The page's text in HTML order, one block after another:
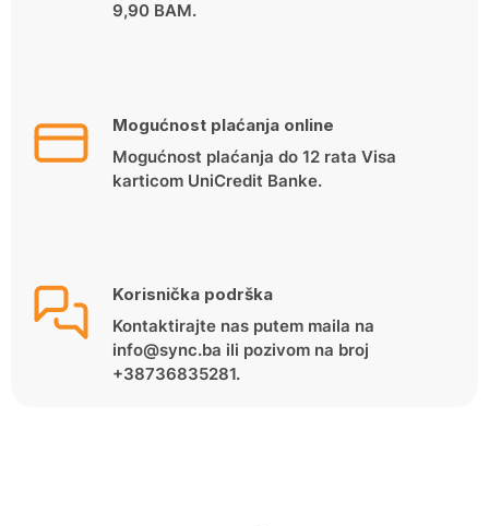
9,90 BAM.
Mogućnost plaćanja online
Mogućnost plaćanja do 12 rata Visa
karticom UniCredit Banke.
Korisnička podrška
Kontaktirajte nas putem maila na
info@sync.ba ili pozivom na broj
+38736835281.